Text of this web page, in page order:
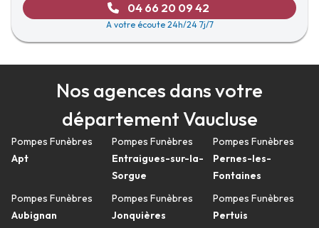
04 66 20 09 42
A votre écoute 24h/24 7j/7
Nos agences dans votre
département Vaucluse
Pompes Funèbres
Apt
Pompes Funèbres
Aubignan
Pompes Funèbres
Entraigues-sur-la-
Sorgue
Pompes Funèbres
Jonquières
Pompes Funèbres
Pernes-les-
Fontaines
Pompes Funèbres
Pertuis